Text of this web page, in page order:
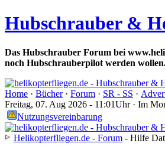
Hubschrauber &
Das Hubschrauber Forum bei
noch Hubschrauberpilot werden
Home · Bücher· Forum · SR - SS ·
Freitag, 07. Aug 2026 - 11:01Uhr · Im
Nutzungsvereinbarung
Helikopterfliegen.de - Forum - Hilfe